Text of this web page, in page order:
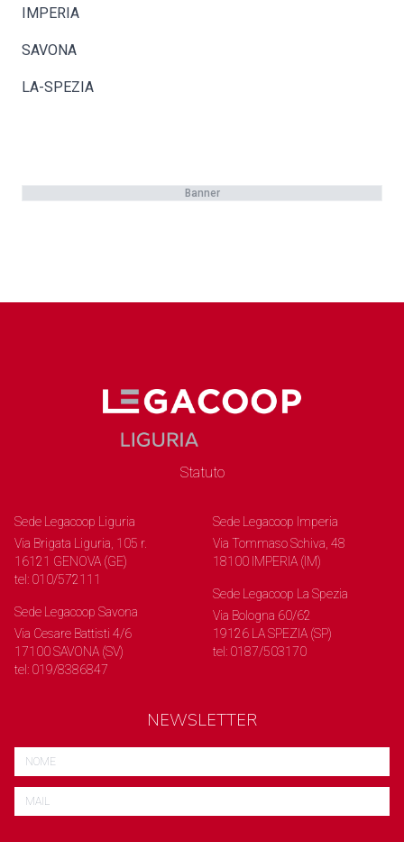
IMPERIA
SAVONA
LA-SPEZIA
Banner
Statuto
Sede Legacoop Liguria
Via Brigata Liguria, 105 r.
16121 GENOVA (GE)
tel: 010/572111
Sede Legacoop Savona
Via Cesare Battisti 4/6
17100 SAVONA (SV)
tel: 019/8386847
Sede Legacoop Imperia
Via Tommaso Schiva, 48
18100 IMPERIA (IM)
Sede Legacoop La Spezia
Via Bologna 60/62
19126 LA SPEZIA (SP)
tel: 0187/503170
NEWSLETTER